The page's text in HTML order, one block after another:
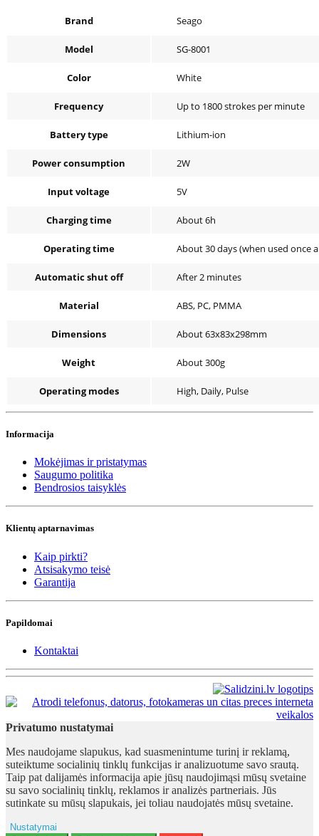
Brand Seago
Model SG-8001
Color White
Frequency Up to 1800 strokes per minute
Battery type Lithium-ion
Power consumption 2W
Input voltage 5V
Charging time About 6h
Operating time About 30 days (when used once
Automatic shut off After 2 minutes
Material ABS, PC, PMMA
Dimensions About 63x83x298mm
Weight About 300g
Operating modes High, Daily, Pulse
Informacija
Mokėjimas ir pristatymas
Saugumo politika
Bendrosios taisyklės
Klientų aptarnavimas
Kaip pirkti?
Atsisakymo teisė
Garantija
Papildomai
Kontaktai
Privatumo nustatymai
Mes naudojame slapukus, kad suasmenintume turinį ir reklamą,
suteiktume socialinių tinklų funkcijas ir analizuotume savo srautą.
Taip pat dalijamės informacija apie jūsų naudojimąsi mūsų svetaine
su savo socialinių tinklų, reklamos ir analizės partneriais. Jūs
sutinkate su mūsų slapukais, jei toliau naudojatės mūsų svetaine.
Nustatymai